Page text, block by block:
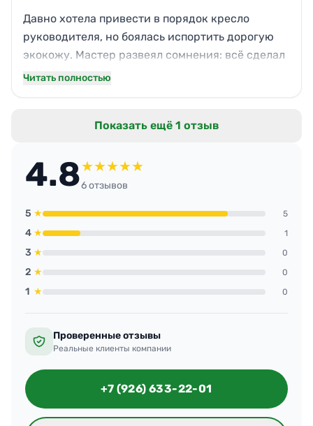
Давно хотела привести в порядок кресло
руководителя, но боялась испортить дорогую
экокожу. Мастер развеял сомнения: всё сделал
деликатно, подобрал нужное средство. Исчезли
переговорной не стыдно посадить партнёров.
результат говорит сам за себя.
Читать полностью
Показать ещё 1 отзыв
4.8★★★★★
6 отзывов
5 ★ 5
4 ★ 1
3 ★ 0
2 ★ 0
1 ★ 0
Проверенные отзывы
Реальные клиенты компании
+7 (926) 633-22-01